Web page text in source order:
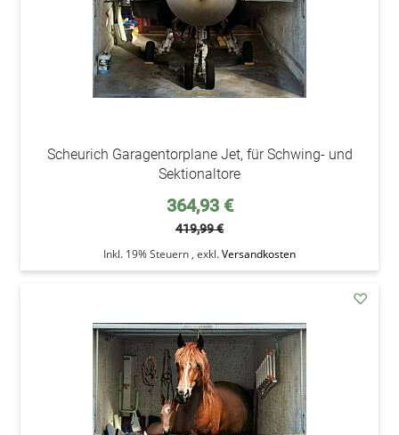
Scheurich Garagentorplane Jet, für Schwing- und
Sektionaltore
Sonderpreis
364,93 €
419,99 €
Inkl. 19% Steuern , exkl.Versandkosten